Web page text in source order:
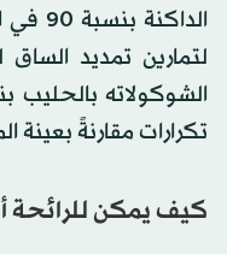
لتمارين تمديد
تكرارات مقارنةً بعينة
كيف يمكن للرائحة